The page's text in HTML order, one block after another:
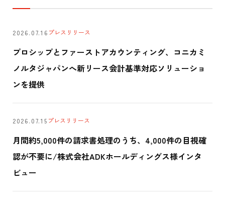
2026.07.16 プレスリリース
プロシップとファーストアカウンティング、コニカミ
ノルタジャパンへ新リース会計基準対応ソリューショ
ンを提供
2026.07.15 プレスリリース
月間約5,000件の請求書処理のうち、4,000件の目視確
認が不要に/株式会社ADKホールディングス様インタ
ビュー